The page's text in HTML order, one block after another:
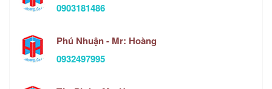
0903181486
Phú Nhuận - Mr: Hoàng
0932497995